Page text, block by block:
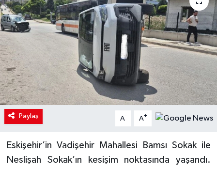
Paylaş A- A+
Eskişehir’in Vadişehir Mahallesi Bamsı Sokak ile
Neslişah Sokak’ın kesişim noktasında yaşandı.